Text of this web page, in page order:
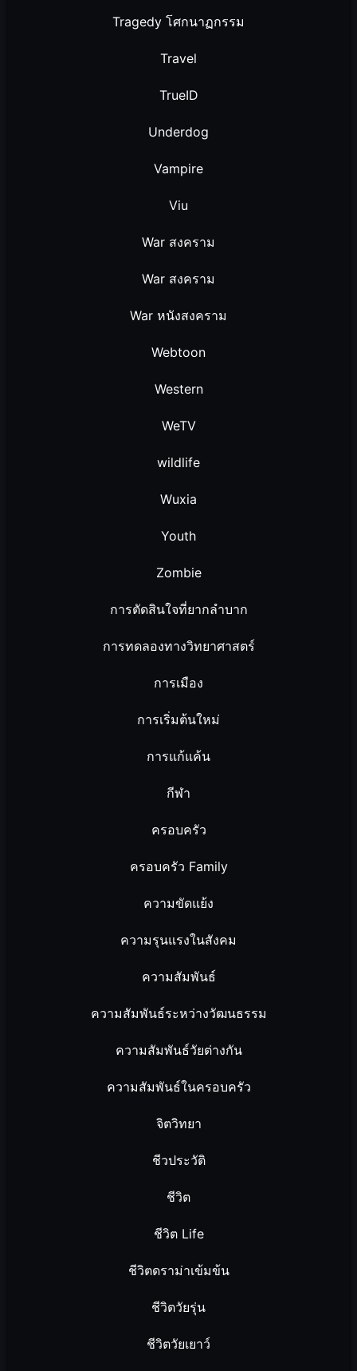
Tragedy โศกนาฏกรรม
Travel
TrueID
Underdog
Vampire
Viu
War สงคราม
War สงคราม
War หนังสงคราม
Webtoon
Western
WeTV
wildlife
Wuxia
Youth
Zombie
การตัดสินใจที่ยากลำบาก
การทดลองทางวิทยาศาสตร์
การเมือง
การเริ่มต้นใหม่
การแก้แค้น
กีฬา
ครอบครัว
ครอบครัว Family
ความขัดแย้ง
ความรุนแรงในสังคม
ความสัมพันธ์
ความสัมพันธ์ระหว่างวัฒนธรรม
ความสัมพันธ์วัยต่างกัน
ความสัมพันธ์ในครอบครัว
จิตวิทยา
ชีวประวัติ
ชีวิต
ชีวิต Life
ชีวิตดราม่าเข้มข้น
ชีวิตวัยรุ่น
ชีวิตวัยเยาว์